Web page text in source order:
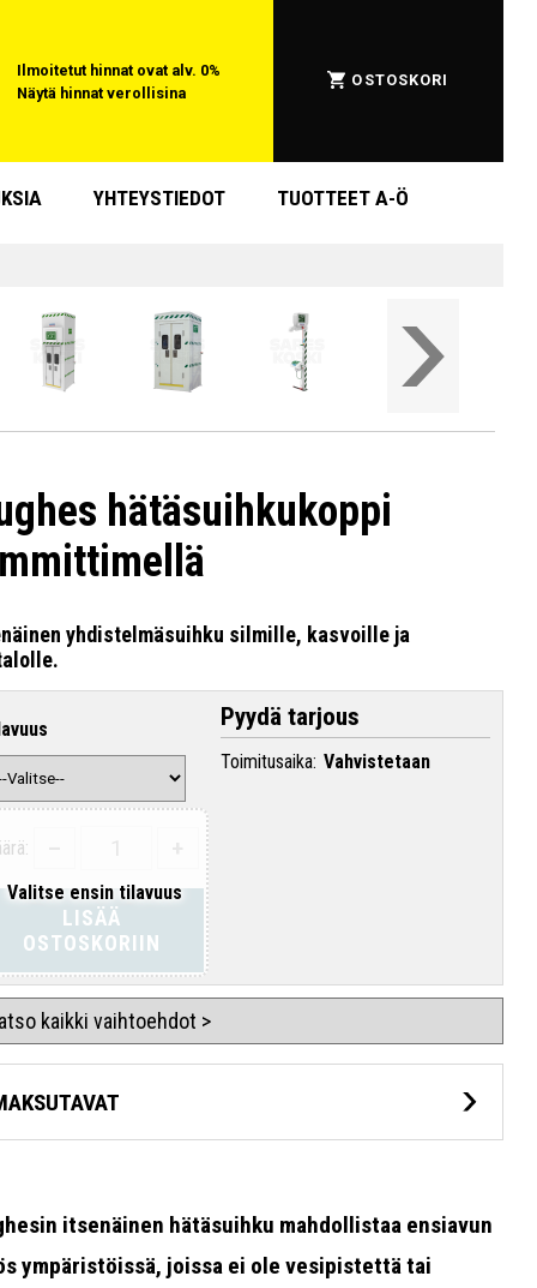
Ilmoitetut hinnat ovat alv. 0%
Näytä hinnat verollisina
OSTOSKORI
YHTEYSTIEDOT TUOTTEET A-Ö
hätäsuihkukoppi
yhdistelmäsuihku silmille, kasvoille ja
Valitse ensin tilavuus
LISÄÄ
OSTOSKORIIN
Pyydä tarjous
Toimitusaika: Vahvistetaan
kaikki vaihtoehdot >
itsenäinen hätäsuihku mahdollistaa ensiavun
ympäristöissä, joissa ei ole vesipistettä tai